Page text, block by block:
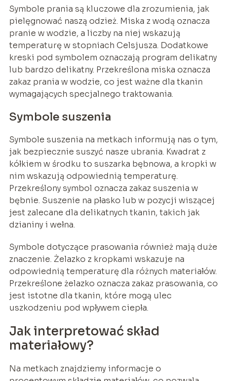
Symbole prania są kluczowe dla zrozumienia, jak
pielęgnować naszą odzież. Miska z wodą oznacza
pranie w wodzie, a liczby na niej wskazują
temperaturę w stopniach Celsjusza. Dodatkowe
kreski pod symbolem oznaczają program delikatny
lub bardzo delikatny. Przekreślona miska oznacza
zakaz prania w wodzie, co jest ważne dla tkanin
wymagających specjalnego traktowania.
Symbole suszenia
Symbole suszenia na metkach informują nas o tym,
jak bezpiecznie suszyć nasze ubrania. Kwadrat z
kółkiem w środku to suszarka bębnowa, a kropki w
nim wskazują odpowiednią temperaturę.
Przekreślony symbol oznacza zakaz suszenia w
bębnie. Suszenie na płasko lub w pozycji wiszącej
jest zalecane dla delikatnych tkanin, takich jak
dzianiny i wełna.
Symbole dotyczące prasowania również mają duże
znaczenie. Żelazko z kropkami wskazuje na
odpowiednią temperaturę dla różnych materiałów.
Przekreślone żelazko oznacza zakaz prasowania, co
jest istotne dla tkanin, które mogą ulec
uszkodzeniu pod wpływem ciepła.
Jak interpretować skład
materiałowy?
Na metkach znajdziemy informacje o